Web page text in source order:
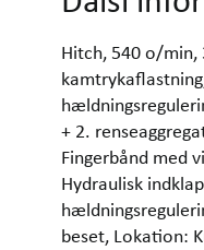
Hitch, 540 o/min,
+ 2.
Fingerbånd med
Hydraulisk
beset, Lokation: